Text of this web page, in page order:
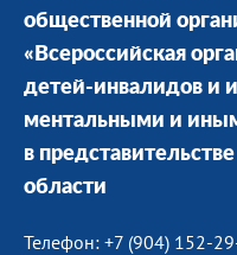
общественной
«Всероссийская
детей-инвалидов и
ментальными и
в
области
Телефон: +7 (904) 152-